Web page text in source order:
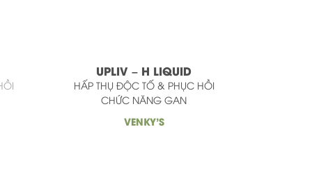
UPLIV – H LIQUID
HẤP THỤ ĐỘC TỐ & PHỤC HỒI
CHỨC NĂNG GAN
VENKY'S